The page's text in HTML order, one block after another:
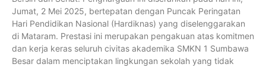
Jumat, 2 Mei 2025, bertepatan dengan Puncak Peringatan
Hari Pendidikan Nasional (Hardiknas) yang diselenggarakan
di Mataram. Prestasi ini merupakan pengakuan atas komitmen
dan kerja keras seluruh civitas akademika SMKN 1 Sumbawa
Besar dalam menciptakan lingkungan sekolah yang tidak